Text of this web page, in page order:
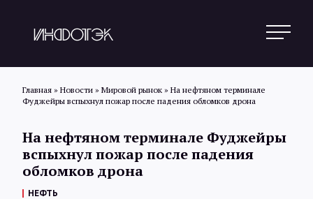
Новости
Главная » Новости » Мировой рынок » На нефтяном терминале
Фуджейры вспыхнул пожар после падения обломков дрона
На нефтяном терминале Фуджейры
вспыхнул пожар после падения
обломков дрона
НЕФТЬ